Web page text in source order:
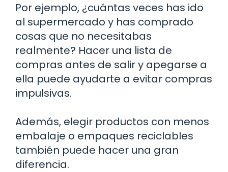
Por ejemplo, ¿cuántas veces has ido
al supermercado y has comprado
cosas que no necesitabas
realmente? Hacer una lista de
compras antes de salir y apegarse a
ella puede ayudarte a evitar compras
impulsivas.
Además, elegir productos con menos
embalaje o empaques reciclables
también puede hacer una gran
diferencia.